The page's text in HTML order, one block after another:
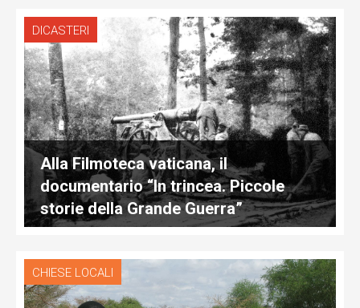
DICASTERI
Alla Filmoteca vaticana, il
documentario “In trincea. Piccole
storie della Grande Guerra”
CHIESE LOCALI